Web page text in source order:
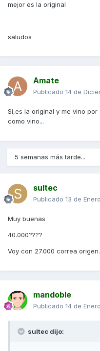
mejor es la original
saludos
Amate
Publicado 14 de
Si,es la original y me vino
como vino...
5 semanas más tarde...
sultec
Publicado 13 de
Muy buenas
40.000????
Voy con 27.000 correa
mandoble
Publicado 14 de
sultec dijo: